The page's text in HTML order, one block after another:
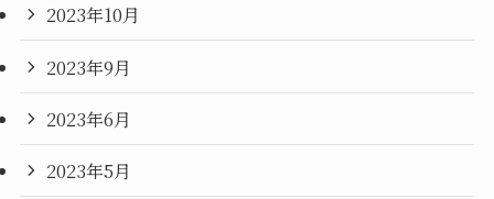
2023年10月
2023年9月
2023年6月
2023年5月